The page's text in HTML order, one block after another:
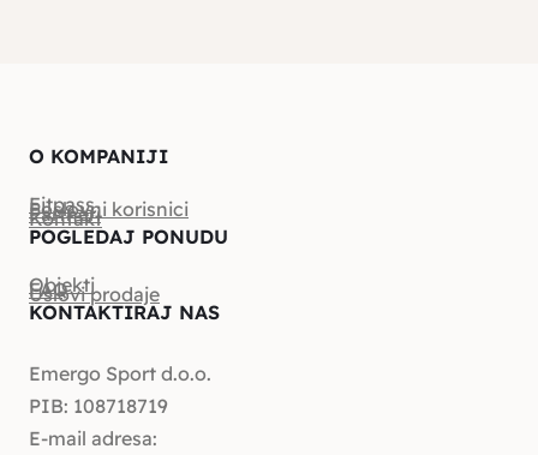
O KOMPANIJI
Fitpass
Poslovni korisnici
Partneri
Kontakt
POGLEDAJ PONUDU
Objekti
FAQ
Uslovi prodaje
KONTAKTIRAJ NAS
Emergo Sport d.o.o.
PIB: 108718719
E-mail adresa: